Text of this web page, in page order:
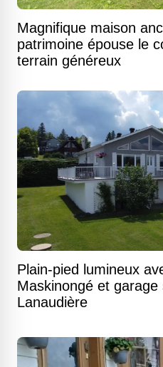
Magnifique maison
patrimoine épouse le
terrain généreux
Plain-pied lumineux
Maskinongé et
Lanaudière